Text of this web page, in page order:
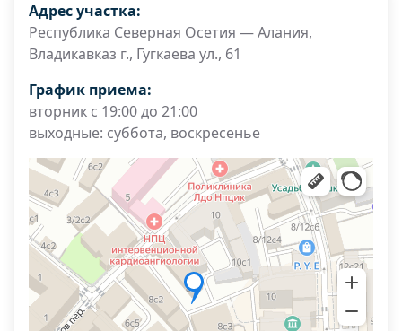
Адрес участка:
Республика Северная Осетия — Алания,
Владикавказ г., Гугкаева ул., 61
График приема:
вторник с 19:00 до 21:00
выходные: суббота, воскресенье